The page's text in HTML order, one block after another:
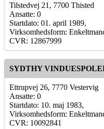
Tilstedvej 21, 7700 Thisted
Ansatte: 0
Startdato: 01. april 1989,
Virksomhedsform:
CVR: 12867999
SYDTHY
Ettrupvej 26, 7770 Vestervig
Ansatte: 0
Startdato: 10. maj 1983,
Virksomhedsform:
CVR: 10092841